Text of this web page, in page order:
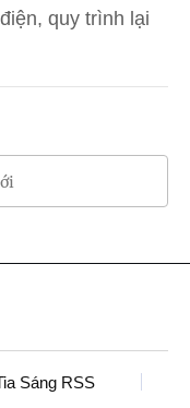
quy trình lại
Sáng RSS